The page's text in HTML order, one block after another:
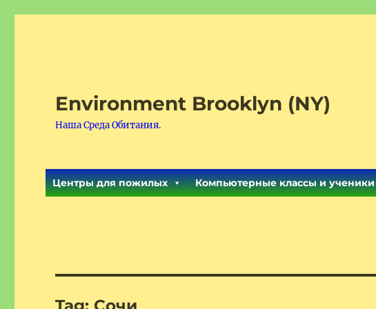
Environment Brooklyn (NY)
Наша Среда Обитания.
Центры для пожилых Компьютерные классы и ученики